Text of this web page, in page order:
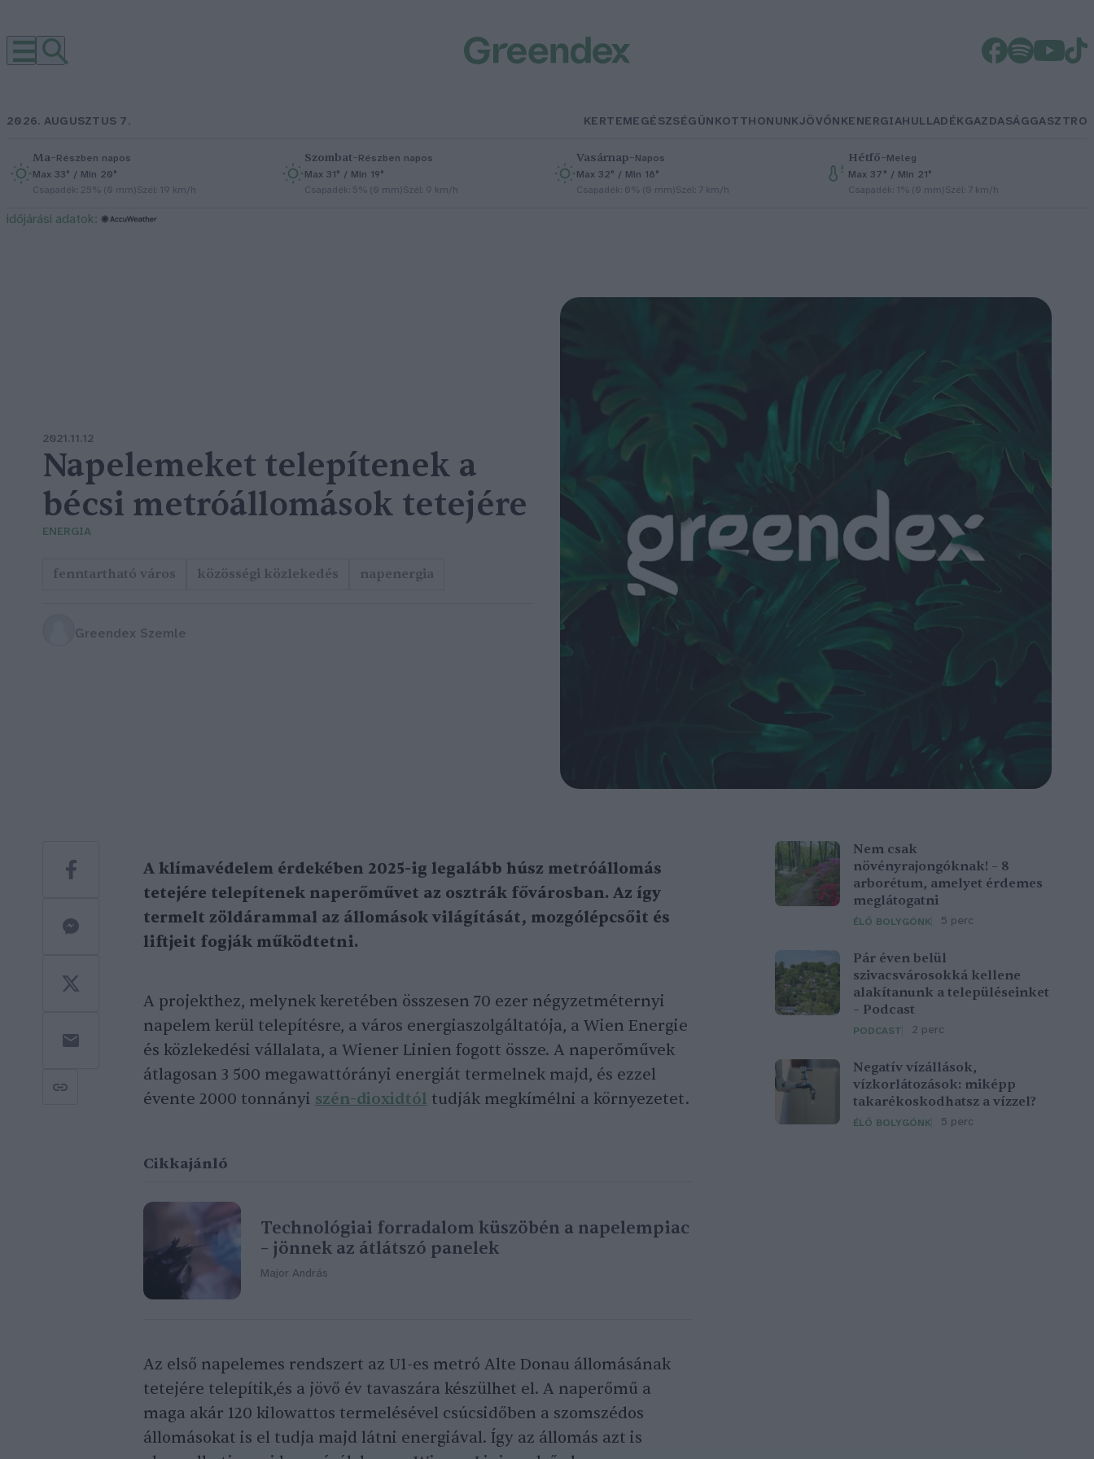
2026. AUGUSZTUS 7. KERTEMEGÉSZSÉGÜNKOTTHONUNKJÖVŐNKENERGIAHULLADÉKGAZDASÁGGASZTRO
Ma–Részben napos
Max 33° / Min 20°
Csapadék: 25% (0 mm)Szél: 19 km/h
Szombat–Részben napos
Max 31° / Min 19°
Csapadék: 5% (0 mm)Szél: 9 km/h
Vasárnap–Napos
Max 32° / Min 18°
Csapadék: 0% (0 mm)Szél: 7 km/h
Hétfő–Meleg
Max 37° / Min 21°
Csapadék: 1% (0 mm)Szél: 7 km/h
időjárási adatok:
2021.11.12
Napelemeket telepítenek a
bécsi metróállomások tetejére
ENERGIA
fenntartható város közösségi közlekedés napenergia
Greendex Szemle
A klímavédelem érdekében 2025-ig legalább húsz metróállomás
tetejére telepítenek naperőművet az osztrák fővárosban. Az így
termelt zöldárammal az állomások világítását, mozgólépcsőit és
liftjeit fogják működtetni.
A projekthez, melynek keretében összesen 70 ezer négyzetméternyi
napelem kerül telepítésre, a város energiaszolgáltatója, a Wien Energie
és közlekedési vállalata, a Wiener Linien fogott össze. A naperőművek
átlagosan 3 500 megawattórányi energiát termelnek majd, és ezzel
évente 2000 tonnányi szén-dioxidtól tudják megkímélni a környezetet.
Cikkajánló
Technológiai forradalom küszöbén a napelempiac
– jönnek az átlátszó panelek
Major András
Az első napelemes rendszert az U1-es metró Alte Donau állomásának
tetejére telepítik,és a jövő év tavaszára készülhet el. A naperőmű a
maga akár 120 kilowattos termelésével csúcsidőben a szomszédos
állomásokat is el tudja majd látni energiával. Így az állomás azt is
Nem csak
növényrajongóknak! – 8
arborétum, amelyet érdemes
meglátogatni
ÉLŐ BOLYGÓNK 5 perc
Pár éven belül
szivacsvárosokká kellene
alakítanunk a településeinket
– Podcast
PODCAST 2 perc
Negatív vízállások,
vízkorlátozások: miképp
takarékoskodhatsz a vízzel?
ÉLŐ BOLYGÓNK 5 perc